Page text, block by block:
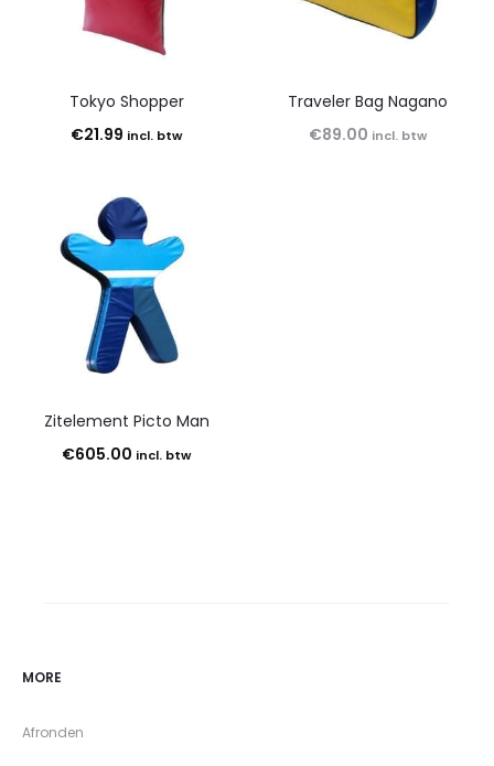
Tokyo Shopper
€21.99 incl. btw
Traveler Bag Nagano
€89.00 incl. btw
Zitelement Picto Man
€605.00 incl. btw
MORE
Afronden